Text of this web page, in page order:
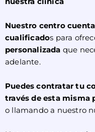
Nuestro centro
cualificados para
personalizada que
adelante.
Puedes contratar tu
través de esta misma
o llamando a nuestro